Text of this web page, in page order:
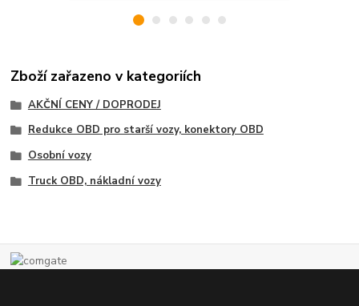
Zboží zařazeno v kategoriích
AKČNÍ CENY / DOPRODEJ
Redukce OBD pro starší vozy, konektory OBD
Osobní vozy
Truck OBD, nákladní vozy